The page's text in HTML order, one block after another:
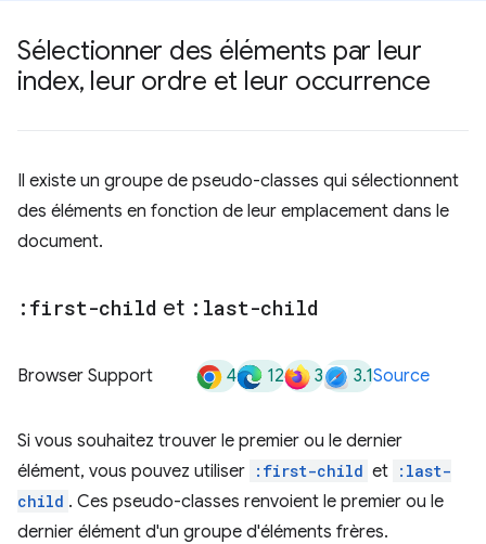
Sélectionner des éléments par leur
index, leur ordre et leur occurrence
Il existe un groupe de pseudo-classes qui sélectionnent
des éléments en fonction de leur emplacement dans le
document.
:first-child et :last-child
Browser Support 4 12 3 3.1Source
Si vous souhaitez trouver le premier ou le dernier
élément, vous pouvez utiliser :first-child et :last-
child . Ces pseudo-classes renvoient le premier ou le
dernier élément d'un groupe d'éléments frères.